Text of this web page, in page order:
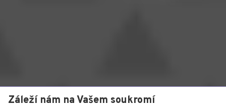
Záleží nám na Vašem soukromí